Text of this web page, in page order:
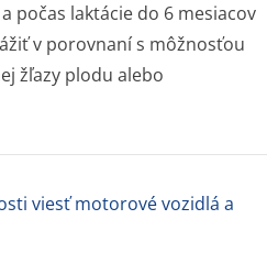
počas laktácie do 6 mesiacov
v porovnaní s môžnosťou
žľazy plodu alebo
viesť motorové vozidlá a